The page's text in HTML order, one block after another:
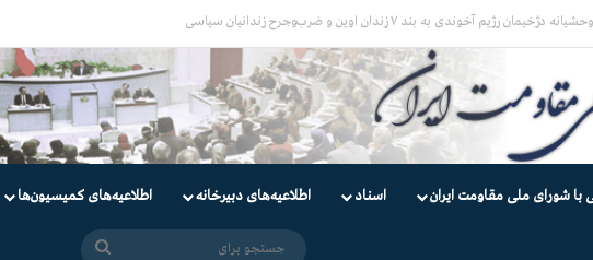
گارد زندان اوین به سالن ۵ بند ۷ و ضرب و شتم زندانیان
با شورای ملی مقاومت ایران اسناد اطلاعیه‌های دبیرخانه اطلاعیه‌های کمیسیون‌‌ها